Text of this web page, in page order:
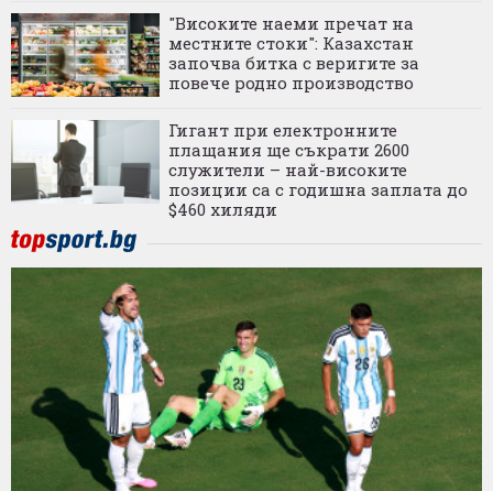
"Високите наеми пречат на
местните стоки": Казахстан
започва битка с веригите за
повече родно производство
Гигант при електронните
плащания ще съкрати 2600
служители – най-високите
позиции са с годишна заплата до
$460 хиляди